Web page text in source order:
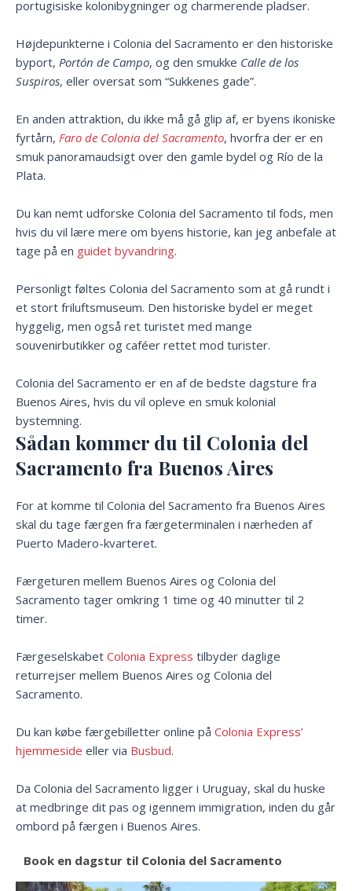
portugisiske kolonibygninger og charmerende pladser.
Højdepunkterne i Colonia del Sacramento er den historiske
byport, Portón de Campo, og den smukke Calle de los
Suspiros, eller oversat som “Sukkenes gade”.
En anden attraktion, du ikke må gå glip af, er byens ikoniske
fyrtårn, Faro de Colonia del Sacramento, hvorfra der er en
smuk panoramaudsigt over den gamle bydel og Río de la
Plata.
Du kan nemt udforske Colonia del Sacramento til fods, men
hvis du vil lære mere om byens historie, kan jeg anbefale at
tage på en guidet byvandring.
Personligt føltes Colonia del Sacramento som at gå rundt i
et stort friluftsmuseum. Den historiske bydel er meget
hyggelig, men også ret turistet med mange
souvenirbutikker og caféer rettet mod turister.
Colonia del Sacramento er en af de bedste dagsture fra
Buenos Aires, hvis du vil opleve en smuk kolonial
bystemning.
Sådan kommer du til Colonia del
Sacramento fra Buenos Aires
For at komme til Colonia del Sacramento fra Buenos Aires
skal du tage færgen fra færgeterminalen i nærheden af
Puerto Madero-kvarteret.
Færgeturen mellem Buenos Aires og Colonia del
Sacramento tager omkring 1 time og 40 minutter til 2
timer.
Færgeselskabet Colonia Express tilbyder daglige
returrejser mellem Buenos Aires og Colonia del
Sacramento.
Du kan købe færgebilletter online på Colonia Express’
hjemmeside eller via Busbud.
Da Colonia del Sacramento ligger i Uruguay, skal du huske
at medbringe dit pas og igennem immigration, inden du går
ombord på færgen i Buenos Aires.
Book en dagstur til Colonia del Sacramento